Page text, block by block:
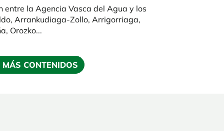
entre la Agencia Vasca del Agua y los
Arrankudiaga-Zollo, Arrigorriaga,
Orozko...
MÁS CONTENIDOS